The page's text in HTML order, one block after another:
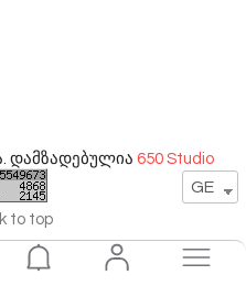
GE
დამზადებულია 650 Studio
to top